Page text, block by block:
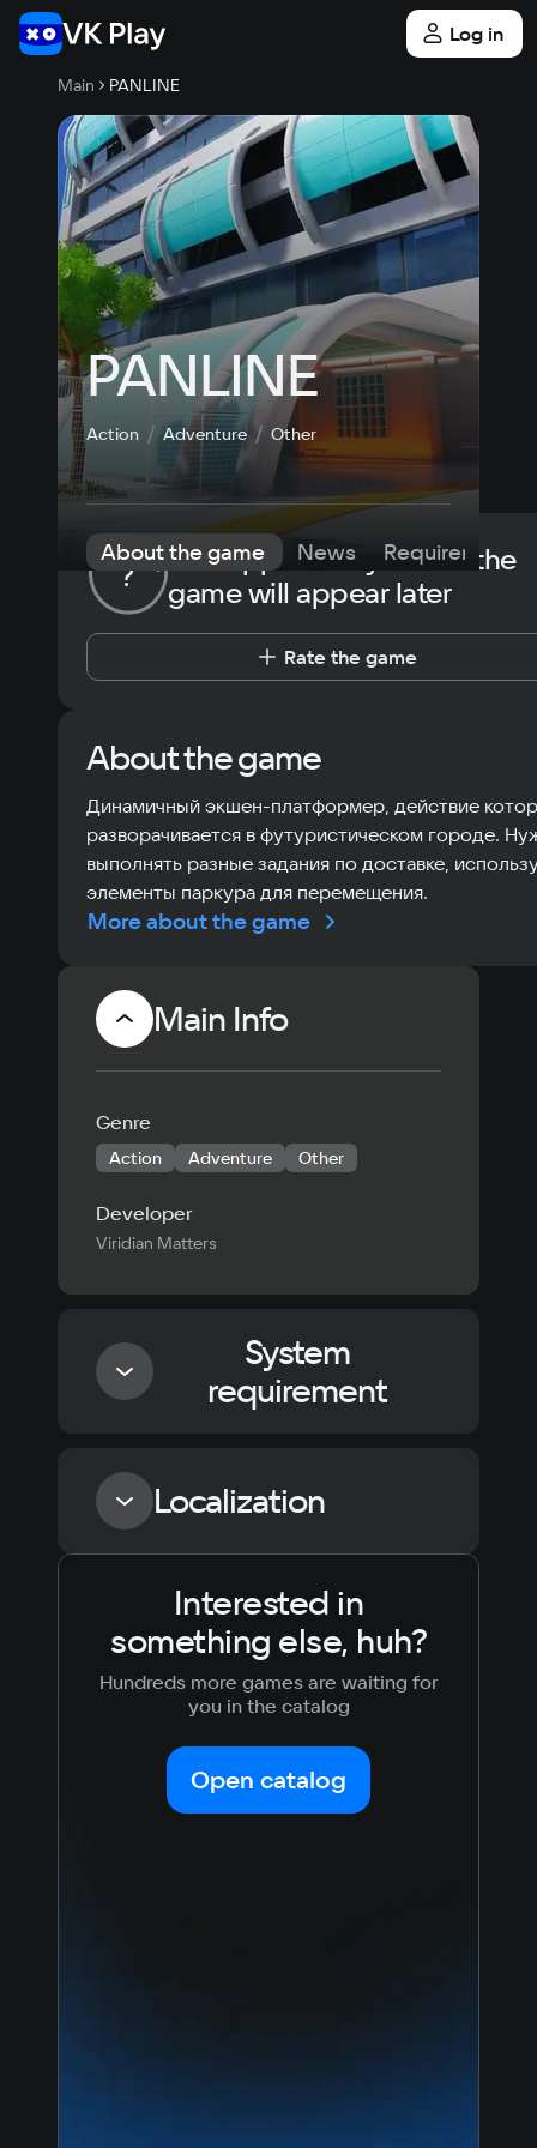
Log in
Main PANLINE
PANLINE
Action Adventure Other
About the game News Requirements
?
The opportunity to rate the
game will appear later
Rate the game
About the game
Динамичный экшен-платформер, действие
разворачивается в футуристическом городе.
выполнять разные задания по доставке,
элементы паркура для перемещения.
More about the game
Main Info
Genre
Action Adventure Other
Developer
Viridian Matters
System
requirement
Minimum
Memory
Требуется SSD
Recommended
16 GB ОЗУ
Требуется SSD
Localization
Language
Russian
Simplified
Chinese
Korean
Japanese
Text Voiceover
Interested in
something else, huh?
Hundreds more games are waiting for
you in the catalog
Open catalog